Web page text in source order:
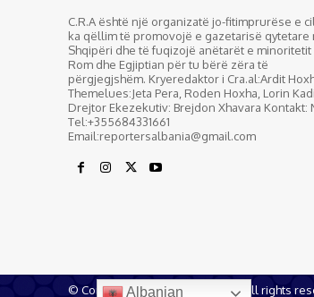
C.R.A është një organizatë jo-fitimprurëse e
ka qëllim të promovojë e gazetarisë qytetare
Shqipëri dhe të fuqizojë anëtarët e minoritetit
Rom dhe Egjiptian për tu bërë zëra të
përgjegjshëm. Kryeredaktor i Cra.al:Ardit
Themelues:Jeta Pera, Roden Hoxha, Lorin
Drejtor Ekezekutiv: Brejdon Xhavara Kontakt:
Tel:+355684331661
Email:reportersalbania@gmail.com
© Community Reporters Albania all rights
Albanian